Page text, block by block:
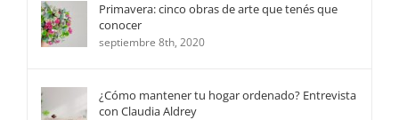
Primavera: cinco obras de arte que tenés que
conocer
septiembre 8th, 2020
¿Cómo mantener tu hogar ordenado? Entrevista
con Claudia Aldrey